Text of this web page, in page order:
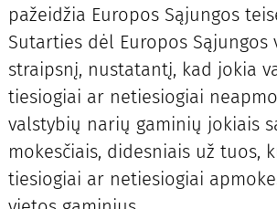
pažeidžia Europos Sąjungos
Sutarties dėl Europos Sąjungos
straipsnį, nustatantį, kad jokia
tiesiogiai ar netiesiogiai
valstybių narių gaminių jokiais
mokesčiais, didesniais už tuos,
tiesiogiai ar netiesiogiai